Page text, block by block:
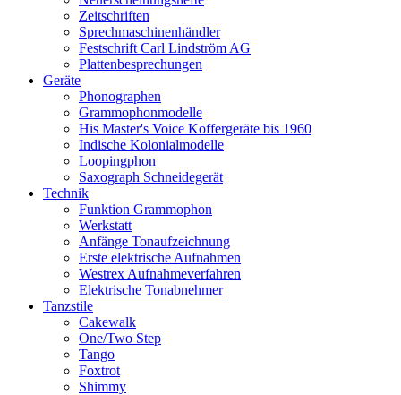
Zeitschriften
Sprechmaschinenhändler
Festschrift Carl Lindström AG
Plattenbesprechungen
Geräte
Phonographen
Grammophonmodelle
His Master's Voice Koffergeräte bis 1960
Indische Kolonialmodelle
Loopingphon
Saxograph Schneidegerät
Technik
Funktion Grammophon
Werkstatt
Anfänge Tonaufzeichnung
Erste elektrische Aufnahmen
Westrex Aufnahmeverfahren
Elektrische Tonabnehmer
Tanzstile
Cakewalk
One/Two Step
Tango
Foxtrot
Shimmy